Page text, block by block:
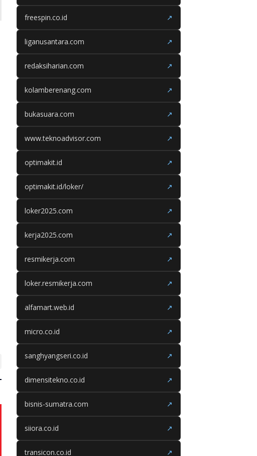
freespin.co.id ↗
liganusantara.com ↗
redaksiharian.com ↗
kolamberenang.com ↗
bukasuara.com ↗
www.teknoadvisor.com ↗
optimakit.id ↗
optimakit.id/loker/ ↗
loker2025.com ↗
kerja2025.com ↗
resmikerja.com ↗
loker.resmikerja.com ↗
alfamart.web.id ↗
micro.co.id ↗
sanghyangseri.co.id ↗
dimensitekno.co.id ↗
bisnis-sumatra.com ↗
siiora.co.id ↗
transicon.co.id ↗